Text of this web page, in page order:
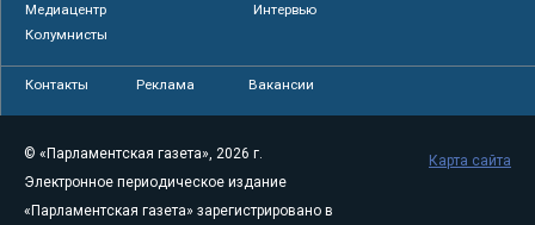
Медиацентр
Интервью
Колумнисты
Контакты Реклама Вакансии
© «Парламентская газета», 2026 г.
Электронное периодическое издание
«Парламентская газета» зарегистрировано в
Карта сайта